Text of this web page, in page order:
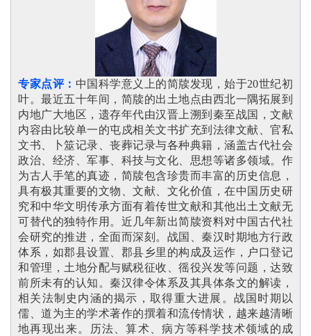
专家点评： 中国科学意义上的简牍发现，始于20世纪初
叶。最近五十年间，简牍的出土地点由西北一隅拓展到
内地广大地区，遗存年代由汉晋上溯到秦至战国，文献
内容由比较单一的屯戍相关文书扩充到法律文献、官私
文书、卜筮记录、丧葬记录与各种典籍，涵盖古代社会
政治、经济、军事、科技与文化、思想等诸多领域。作
为古人手笔的真迹，简牍包含珍贵而丰富的历史信息，
具有极其重要的文物、文献、文化价值，在中国历史研
究和中华文明传承方面有着传世文献和其他出土文献无
可替代的独特作用。近几年新出简牍资料对中国古代社
会研究的推进，全面而深刻。战国、秦汉时期地方行政
体系，如郡县设置、郡县乡里的构成及运作，户口登记
和管理，土地分配与赋税征收、徭役兴发等问题，达致
前所未有的认知。秦汉律令体系及其具体条文的解读，
相关法制史内涵的揭示，取得重大进展。战国时期以
儒、道为主的学术著作的撰着和流传情状，越来越清晰
地再现出来。历法、算术、病方等科学技术领域的成